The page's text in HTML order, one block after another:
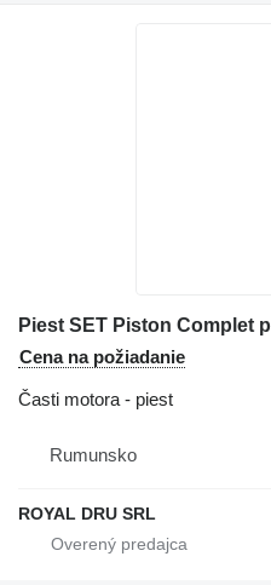
Cena na požiadanie
Časti motora - piest
Rumunsko
ROYAL DRU SRL